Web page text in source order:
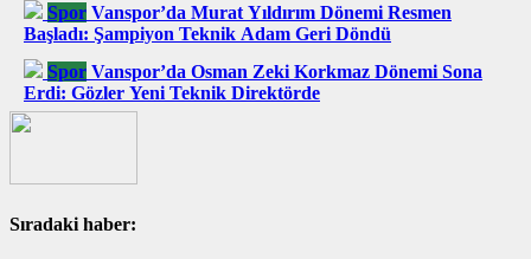
Spor Vanspor’da Murat Yıldırım Dönemi Resmen
Başladı: Şampiyon Teknik Adam Geri Döndü
Spor Vanspor’da Osman Zeki Korkmaz Dönemi Sona
Erdi: Gözler Yeni Teknik Direktörde
Sıradaki haber: